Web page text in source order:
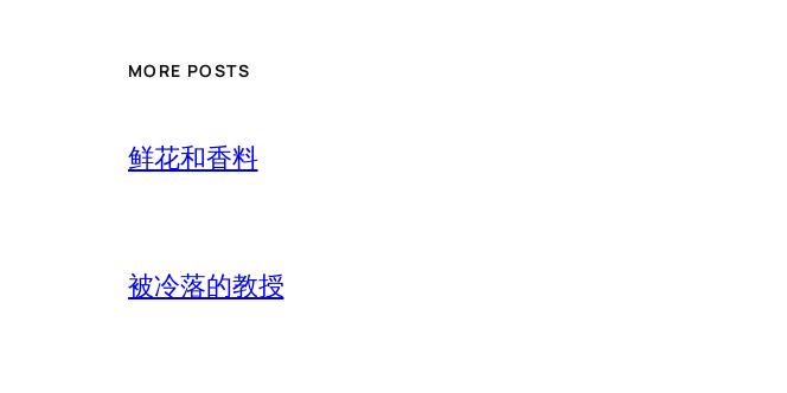
MORE POSTS
鲜花和香料
被冷落的教授